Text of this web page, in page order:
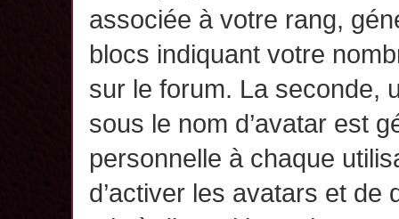
associée à votre rang,
blocs indiquant votre
sur le forum. La seconde,
sous le nom d’avatar est
personnelle à chaque
d’activer les avatars et de